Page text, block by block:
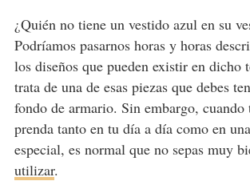
¿Quién no tiene un vestido azul en su
Podríamos pasarnos horas y horas
los diseños que pueden existir en dicho
trata de una de esas piezas que debes
fondo de armario. Sin embargo, cuando
prenda tanto en tu día a día como en
especial, es normal que no sepas muy
utilizar.